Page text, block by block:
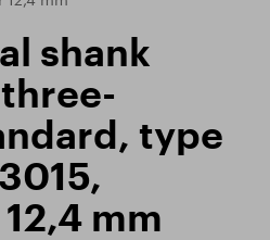
shank
type
mm